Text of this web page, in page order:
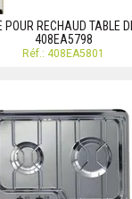
POUR RECHAUD TABLE
408EA5798
Réf.: 408EA5801